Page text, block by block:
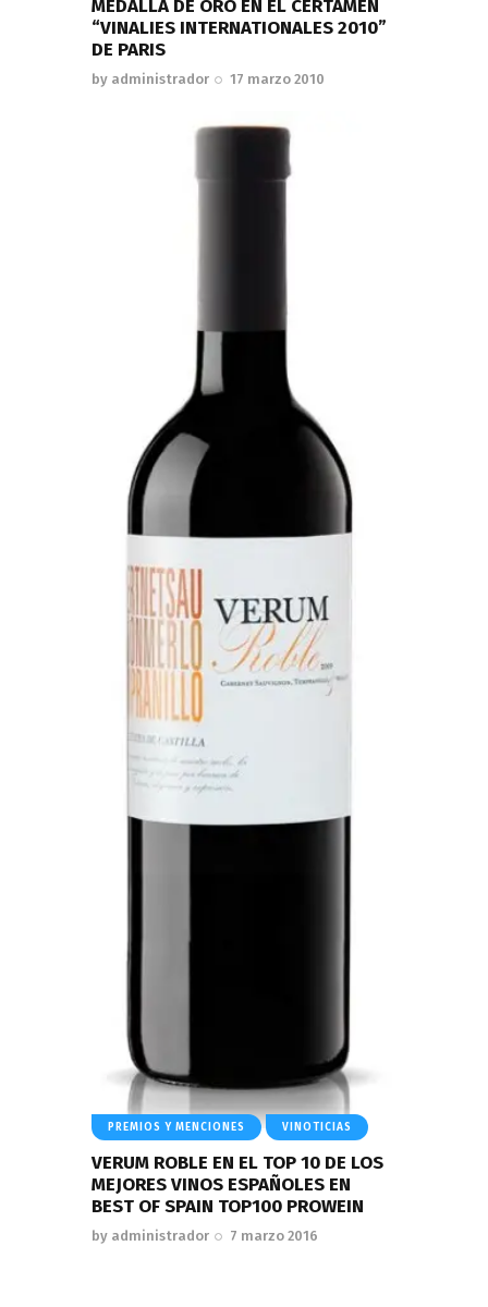
MEDALLA DE ORO EN EL CERTAMEN
“VINALIES INTERNATIONALES 2010”
DE PARIS
by administrador 17 marzo 2010
PREMIOS Y MENCIONES VINOTICIAS
VERUM ROBLE EN EL TOP 10 DE LOS
MEJORES VINOS ESPAÑOLES EN
BEST OF SPAIN TOP100 PROWEIN
by administrador 7 marzo 2016